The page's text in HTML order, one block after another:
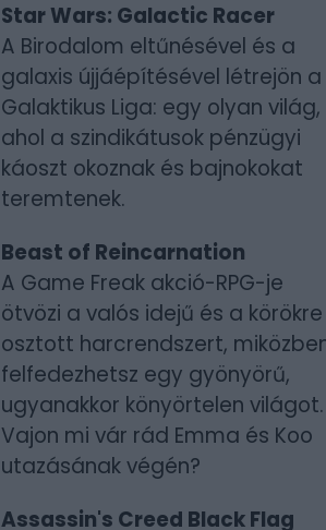
Star Wars: Galactic Racer
A Birodalom eltűnésével és a
galaxis újjáépítésével létrejön a
Galaktikus Liga: egy olyan világ,
ahol a szindikátusok pénzügyi
káoszt okoznak és bajnokokat
teremtenek.
Beast of Reincarnation
A Game Freak akció-RPG-je
ötvözi a valós idejű és a körökre
osztott harcrendszert,
felfedezhetsz egy gyönyörű,
ugyanakkor könyörtelen világot.
Vajon mi vár rád Emma és Koo
utazásának végén?
Assassin's Creed Black Flag